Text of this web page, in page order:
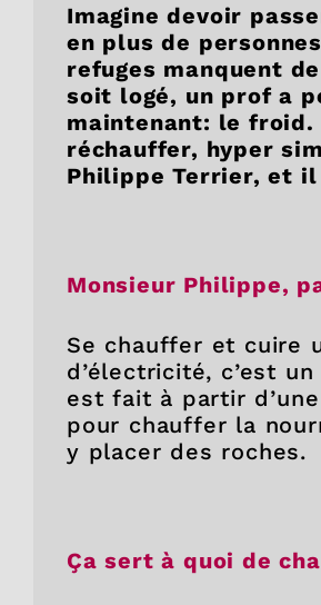
Imagine devoir
en plus de
refuges manquent
soit logé, un prof a
maintenant: le froid.
réchauffer, hyper
Philippe Terrier, et il
Monsieur Philippe,
Se chauffer et cuire
d’électricité, c’est
est fait à partir
pour chauffer la
y placer des roches.
Ça sert à quoi de